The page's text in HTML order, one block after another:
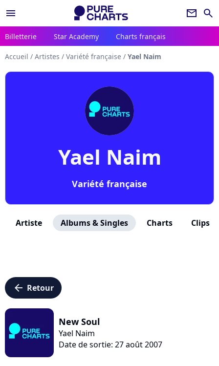
menu newsletter search
Billetterie Star Academy Charts français
Accueil / Artistes / Variété française / Yael Naim
Yael Naim
Variété française
Artiste Albums & Singles Charts Clips
arrow_left Retour
New Soul
Yael Naim
Date de sortie: 27 août 2007